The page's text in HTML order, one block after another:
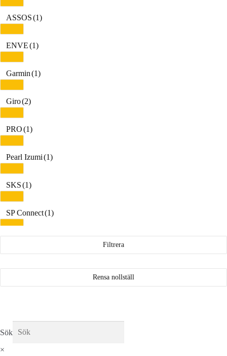
ASSOS(1)
ENVE(1)
Garmin(1)
Giro(2)
PRO(1)
Pearl Izumi(1)
SKS(1)
SP Connect(1)
Speedplay(1)
Filtrera
Rensa nollställ
Sök
×